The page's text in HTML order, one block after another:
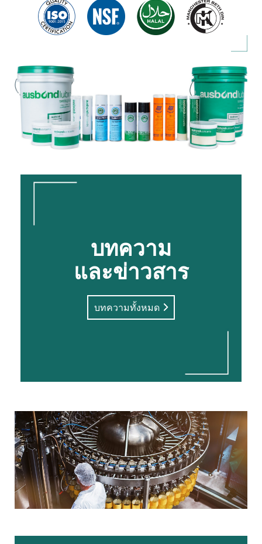
บทความ
และข่าวสาร
บทความทั้งหมด